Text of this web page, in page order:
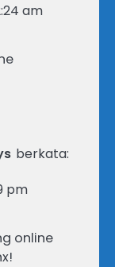
am
berkata:
pm
online